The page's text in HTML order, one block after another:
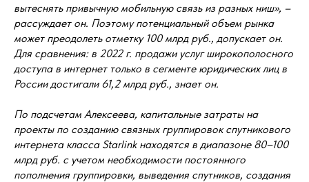
вытеснять привычную мобильную связь из разных ниш», –
рассуждает он. Поэтому потенциальный объем рынка
может преодолеть отметку 100 млрд руб., допускает он.
Для сравнения: в 2022 г. продажи услуг широкополосного
доступа в интернет только в сегменте юридических лиц в
России достигали 61,2 млрд руб., знает он.
По подсчетам Алексеева, капитальные затраты на
проекты по созданию связных группировок спутникового
интернета класса Starlink находятся в диапазоне 80–100
млрд руб. с учетом необходимости постоянного
пополнения группировки, выведения спутников, создания